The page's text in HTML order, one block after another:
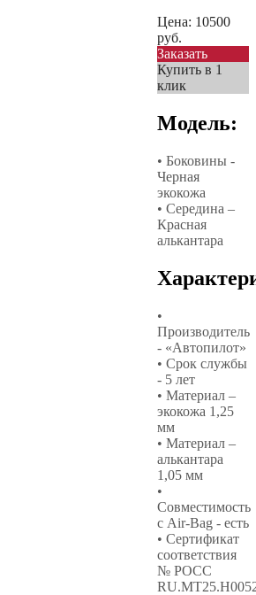
Цена: 10500
руб.
Заказать
Купить в 1
клик
Модель:
• Боковины -
Черная
экокожа
• Середина –
Красная
алькантара
•
Производитель
- «Автопилот»
• Срок службы
- 5 лет
• Материал –
экокожа 1,25
мм
• Материал –
алькантара
1,05 мм
•
Совместимость
с Air-Bag - есть
• Сертификат
соответствия
№ РОСС